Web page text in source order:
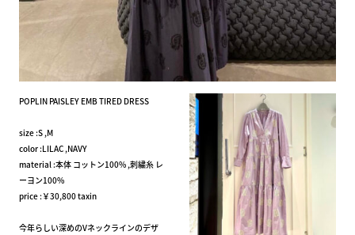
POPLIN PAISLEY EMB TIRED DRESS
size :S ,M
color :LILAC ,NAVY
material :本体 コットン100% ,刺繍糸 レ
ーヨン100%
price :￥30,800 taxin
今年らしい深めのVネックラインのデザ